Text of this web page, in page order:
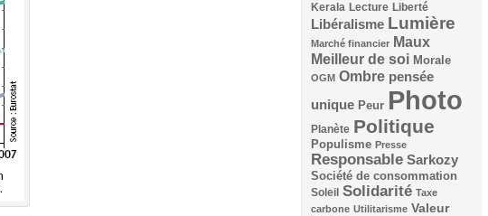
Kerala Lecture Liberté
Libéralisme Lumière
Marché financier Maux
Meilleur de soi Morale
OGM Ombre pensée
unique Peur Photo
Planète Politique
Populisme Presse
Responsable Sarkozy
Société de consommation
Soleil Solidarité Taxe
carbone Utilitarisme Valeur